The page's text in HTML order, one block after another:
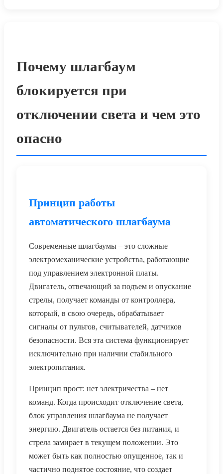
Почему шлагбаум
блокируется при
отключении света и чем это
опасно
Принцип работы
автоматического шлагбаума
Современные шлагбаумы – это сложные
электромеханические устройства, работающие
под управлением электронной платы.
Двигатель, отвечающий за подъем и опускание
стрелы, получает команды от контроллера,
который, в свою очередь, обрабатывает
сигналы от пультов, считывателей, датчиков
безопасности. Вся эта система функционирует
исключительно при наличии стабильного
электропитания.
Принцип прост: нет электричества – нет
команд. Когда происходит отключение света,
блок управления шлагбаума не получает
энергию. Двигатель остается без питания, и
стрела замирает в текущем положении. Это
может быть как полностью опущенное, так и
частично поднятое состояние, что создает